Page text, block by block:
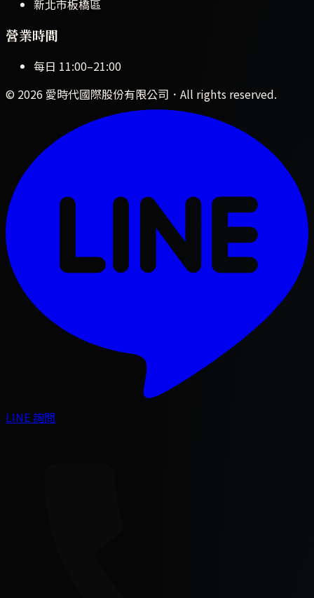
新北市板橋區
營業時間
每日 11:00–21:00
© 2026 愛時代國際股份有限公司 ．All rights reserved.
LINE 詢問